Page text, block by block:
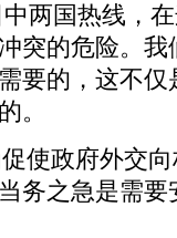
两国热线，
突的危险。
要的，这不
。
使政府外交
务之急是需